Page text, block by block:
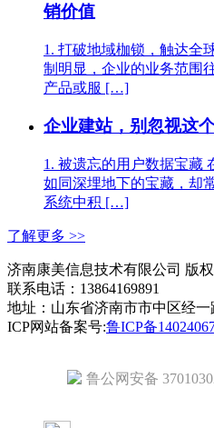
销价值
1. 打破地域枷锁，触达全
制明显，企业的业务范围
产品或服 […]
企业建站，别忽视这
1. 被遗忘的用户数据宝藏
如同深埋地下的宝藏，却
系统中积 […]
了解更多 >>
济南康美信息技术有限公司 版
联系电话：13864169891
地址：山东省济南市市中区经
ICP网站备案号:鲁ICP备
鲁公网安备